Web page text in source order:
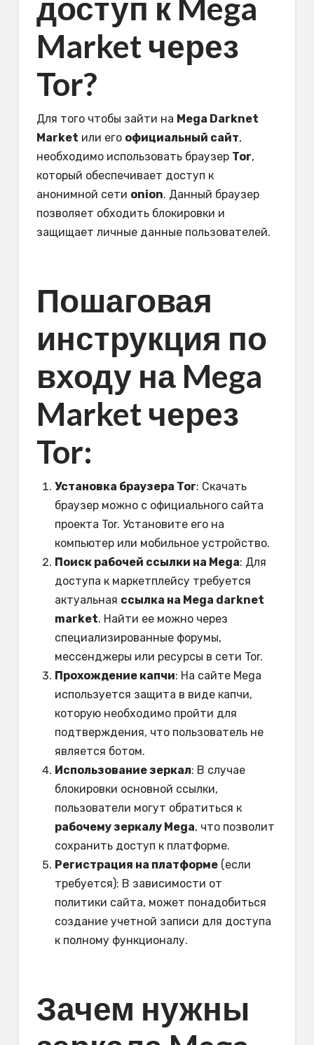
доступ к Mega
Market через
Tor?
Для того чтобы зайти на Mega Darknet
Market или его официальный сайт,
необходимо использовать браузер Tor,
который обеспечивает доступ к
анонимной сети onion. Данный браузер
позволяет обходить блокировки и
защищает личные данные пользователей.
Пошаговая
инструкция по
входу на Mega
Market через
Tor:
Установка браузера Tor: Скачать
браузер можно с официального сайта
проекта Tor. Установите его на
компьютер или мобильное устройство.
Поиск рабочей ссылки на Mega: Для
доступа к маркетплейсу требуется
актуальная ссылка на Mega darknet
market. Найти ее можно через
специализированные форумы,
мессенджеры или ресурсы в сети Tor.
Прохождение капчи: На сайте Mega
используется защита в виде капчи,
которую необходимо пройти для
подтверждения, что пользователь не
является ботом.
Использование зеркал: В случае
блокировки основной ссылки,
пользователи могут обратиться к
рабочему зеркалу Mega, что позволит
сохранить доступ к платформе.
Регистрация на платформе (если
требуется): В зависимости от
политики сайта, может понадобиться
создание учетной записи для доступа
к полному функционалу.
Зачем нужны